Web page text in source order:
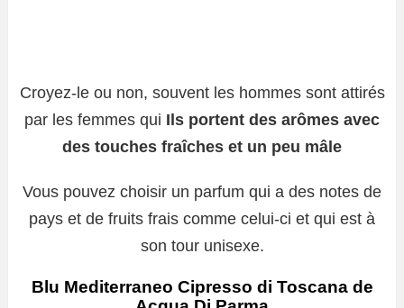
Croyez-le ou non, souvent les hommes sont attirés
par les femmes qui Ils portent des arômes avec
des touches fraîches et un peu mâle
Vous pouvez choisir un parfum qui a des notes de
pays et de fruits frais comme celui-ci et qui est à
son tour unisexe.
Blu Mediterraneo Cipresso di Toscana de